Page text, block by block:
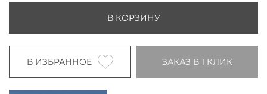
В КОРЗИНУ
В ИЗБРАННОЕ ЗАКАЗ В 1 КЛИК